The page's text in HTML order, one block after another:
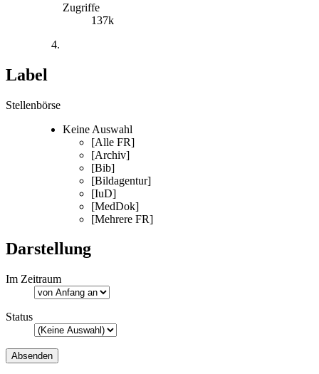
Zugriffe
137k
Label
Stellenbörse
Keine Auswahl
[Alle FR]
[Archiv]
[Bib]
[Bildagentur]
[IuD]
[MedDok]
[Mehrere FR]
Darstellung
Im Zeitraum
Status